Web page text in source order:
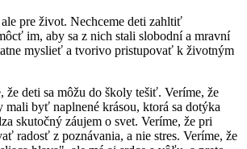
pre život. Nechceme deti zahltiť
im, aby sa z nich stali slobodní a mravní
myslieť a tvorivo pristupovať k životným
že deti sa môžu do školy tešiť. Veríme, že
mali byť naplnené krásou, ktorá sa dotýka
skutočný záujem o svet. Veríme, že pri
radosť z poznávania, a nie stres. Veríme, že